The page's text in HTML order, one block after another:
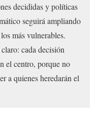
decididas y políticas
seguirá ampliando
más vulnerables.
cada decisión
el centro, porque no
a quienes heredarán el